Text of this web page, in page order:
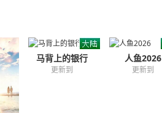
马背上的银行
更新到
人鱼2026
更新到